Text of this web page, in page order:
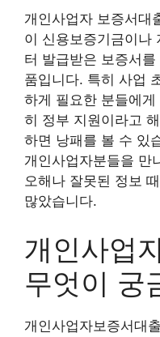
개인사업자 보증서대
이 신용보증기금이나
터 발급받은 보증서
품입니다. 특히 사업
하게 필요한 분들에
히 정부 지원이라고
하면 낭패를 볼 수 있
개인사업자분들을 만
오해나 잘못된 정보
많았습니다.
개인사업
무엇이 궁
개인사업자보증서대